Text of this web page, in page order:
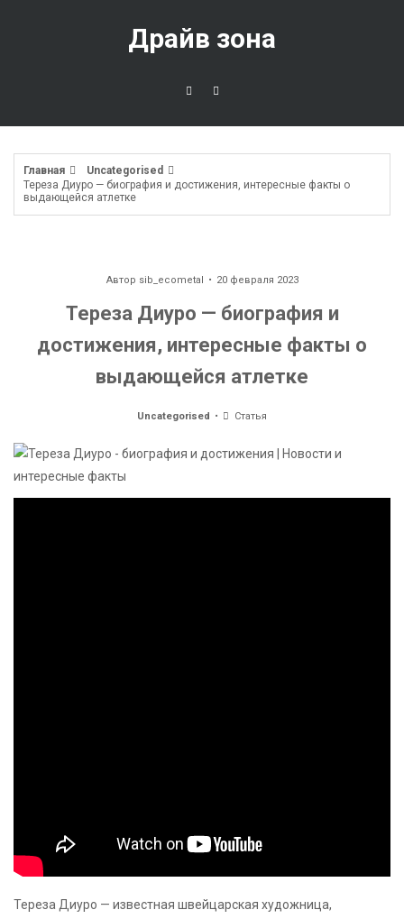
Драйв зона
Главная
Uncategorised
Тереза Диуро — биография и достижения, интересные факты о
выдающейся атлетке
Автор sib_ecometal 20 февраля 2023
Тереза Диуро — биография и
достижения, интересные факты о
выдающейся атлетке
Uncategorised Статья
Тереза Диуро — известная швейцарская художница,